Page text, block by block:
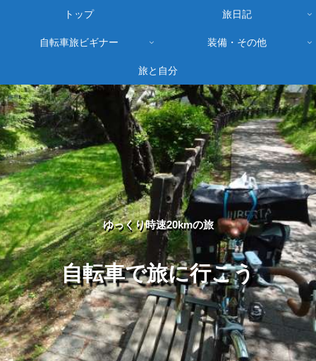
ゆっくり時速20kmの旅
自転車で旅に行こう
トップ 旅日記
自転車旅ビギナー 装備・その他
旅と自分